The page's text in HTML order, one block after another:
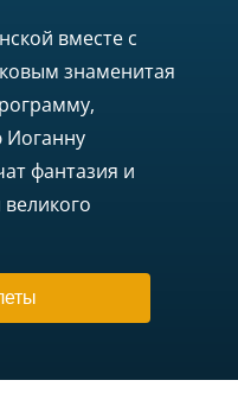
вместе с
знаменитая
фантазия и